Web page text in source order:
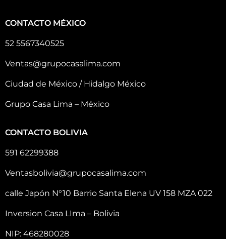
CONTACTO MÉXICO
52 5567340525
Ventas@grupocasalima.com
Ciudad de México / Hidalgo México
Grupo Casa Lima – México
CONTACTO BOLIVIA
591 62299388
Ventasbolivia@grupocasalima.com
calle Japón N°10 Barrio Santa Elena UV 158 MZA 022
Inversion Casa LIma – Bolivia
NIP: 468280028